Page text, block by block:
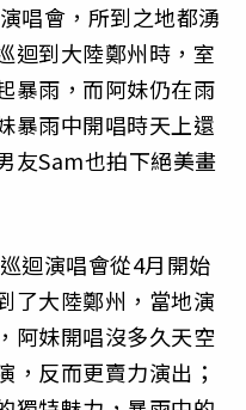
演唱會，所到之地都湧
迴到大陸鄭州時，室
暴雨，而阿妹仍在雨
暴雨中開唱時天上還
友Sam也拍下絕美畫
迴演唱會從4月開始
了大陸鄭州，當地演
阿妹開唱沒多久天空
，反而更賣力演出；